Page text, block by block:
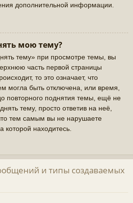
дополнительной информации.
мою тему?
тему» при просмотре темы, вы
часть первой страницы
то это означает, что
могла быть отключена, или время,
повторного поднятия темы, ещё не
тему, просто ответив на неё,
тем самым вы не нарушаете
находитесь.
и типы создаваемых